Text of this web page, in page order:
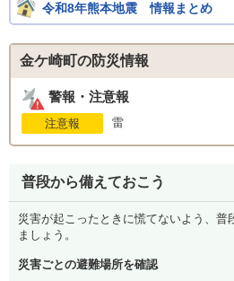
令和8年熊本地震 情報まとめ
金ケ崎町の防災情報
警報・注意報
注意報
雷
普段から備えておこう
災害が起こったときに慌てないよう、普
ましょう。
災害ごとの避難場所を確認